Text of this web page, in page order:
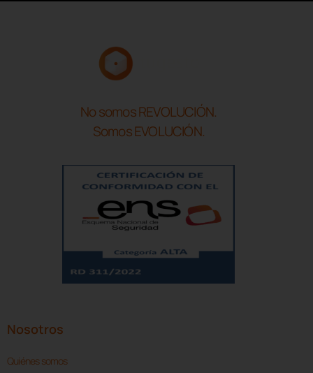
No somos REVOLUCIÓN.
Somos EVOLUCIÓN.
Nosotros
Quiénes somos